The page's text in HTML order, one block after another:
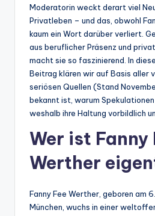
Moderatorin weckt derart viel
Privatleben – und das, obwohl
kaum ein Wort darüber verliert.
aus beruflicher Präsenz und
macht sie so faszinierend. In
Beitrag klären wir auf Basis aller
seriösen Quellen (Stand
bekannt ist, warum
weshalb ihre Haltung vorbildlich
Wer ist Fanny
Werther
Fanny Fee Werther, geboren am
München, wuchs in einer